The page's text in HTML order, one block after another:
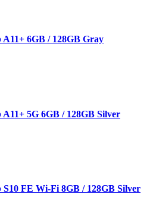
A11+ 6GB / 128GB Gray
A11+ 5G 6GB / 128GB Silver
S10 FE Wi-Fi 8GB / 128GB Silver